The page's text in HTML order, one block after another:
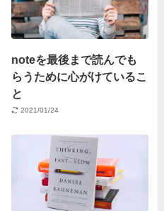
noteを最後まで読んでも
らうために心がけているこ
と
2021/01/24